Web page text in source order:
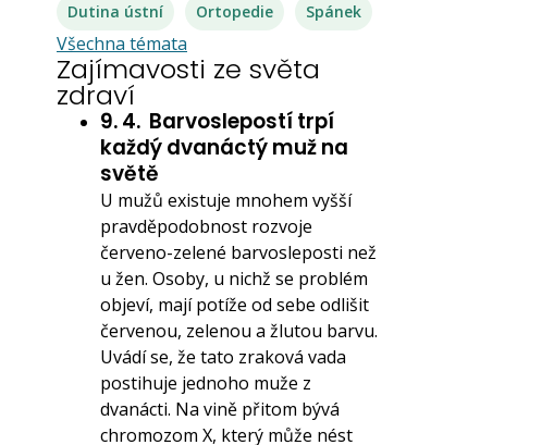
Dutina ústní Ortopedie Spánek
Všechna témata
Zajímavosti ze světa
zdraví
9. 4. Barvoslepostí trpí
každý dvanáctý muž na
světě
U mužů existuje mnohem vyšší
pravděpodobnost rozvoje
červeno-zelené barvosleposti než
u žen. Osoby, u nichž se problém
objeví, mají potíže od sebe odlišit
červenou, zelenou a žlutou barvu.
Uvádí se, že tato zraková vada
postihuje jednoho muže z
dvanácti. Na vině přitom bývá
chromozom X, který může nést